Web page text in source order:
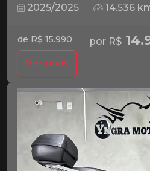
2025/2025 14.536
de R$ 15.990 por R$
Ver mais